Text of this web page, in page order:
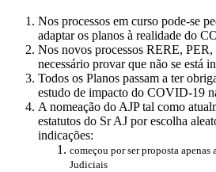
Nos processos em curso pode-se
adaptar os planos à realidade do
Nos novos processos RERE, PER,
necessário provar que não se está
Todos os Planos passam a ter
estudo de impacto do COVID-19
A nomeação do AJP tal como
estatutos do Sr AJ por escolha
indicações:
começou por ser proposta apenas
Judiciais